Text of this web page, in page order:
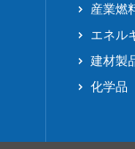
産業燃
エネル
建材製
化学品